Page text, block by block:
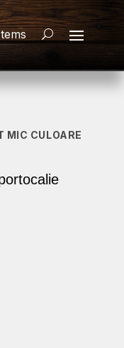
MIC CULOARE